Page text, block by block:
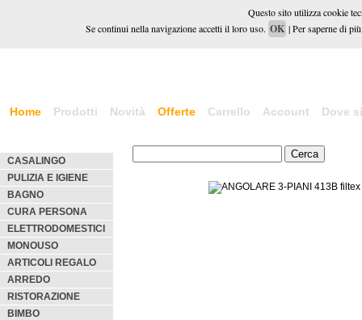
Home Prodotti Novità Offerte Carrello Account Dove
CASALINGO
PULIZIA E IGIENE
BAGNO
CURA PERSONA
ELETTRODOMESTICI
MONOUSO
ARTICOLI REGALO
ARREDO
RISTORAZIONE
BIMBO
Questo sito utilizza cookie
Se continui nella navigazione accetti il loro uso. OK | Per saperne di